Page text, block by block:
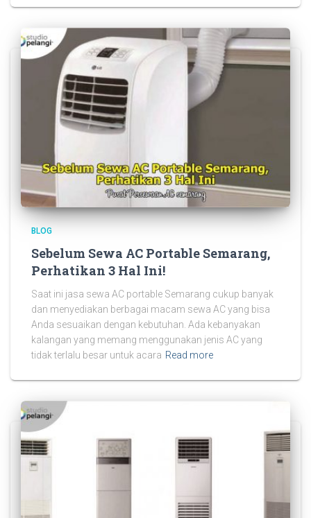
BLOG
Sebelum Sewa AC Portable Semarang,
Perhatikan 3 Hal Ini!
Saat ini jasa sewa AC portable Semarang cukup banyak
dan menyediakan berbagai macam sewa AC yang bisa
Anda sesuaikan dengan kebutuhan. Ada kebanyakan
kalangan yang memang menggunakan jenis AC yang
tidak terlalu besar untuk acara Read more